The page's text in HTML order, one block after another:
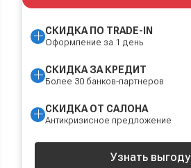
СКИДКА ПО TRADE-IN
Оформление за 1 день
СКИДКА ЗА КРЕДИТ
Более 30 банков-партнеров
СКИДКА ОТ САЛОНА
Антикризисное предложение
Узнать выгоду